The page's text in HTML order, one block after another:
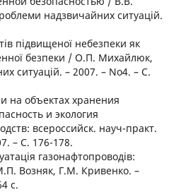
надзвичайних ситуацій.
підвищеної небезпеки як
безпеки / О.П. Михайлюк,
ситуацій. – 2007. – No4. – С.
на объектах хранения
и экология
всероссийск. науч-практ.
– С. 176-178.
газонафтопроводів:
Возняк, Г.М. Кривенко. –
с.